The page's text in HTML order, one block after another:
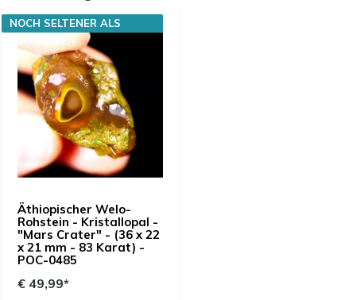
Äthiopischer Welo-
Rohstein - Kristallopal -
"Mars Crater" - (36 x 22
x 21 mm - 83 Karat) -
POC-0485
NOCH SELTENER ALS
DIAMANTEN
€ 49,99*